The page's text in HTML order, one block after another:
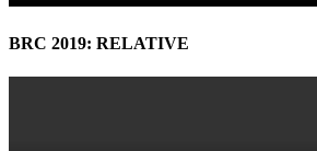
BRC 2019: RELATIVE